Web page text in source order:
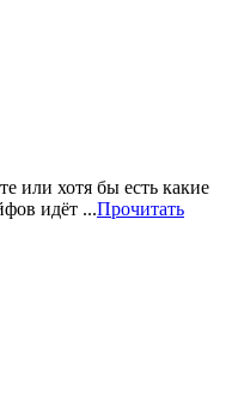
или хотя бы есть какие
идёт ...Прочитать